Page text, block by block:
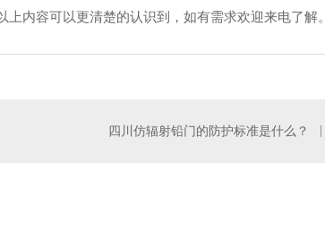
内容可以更清楚的认识到，如有需求欢迎来电了解。
四川仿辐射铅门的防护标准是什么？